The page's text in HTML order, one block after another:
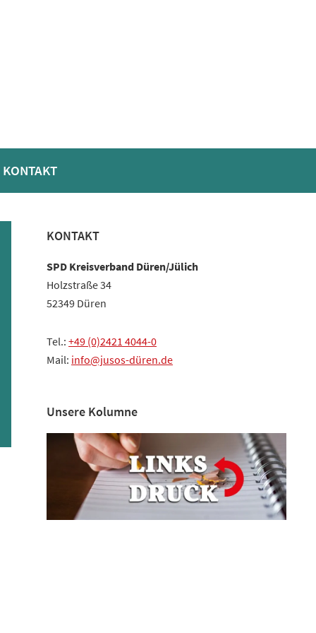
KONTAKT
Haupt-
Sidebar
KONTAKT
SPD Kreisverband Düren/Jülich
Holzstraße 34
52349 Düren
Tel.: +49 (0)2421 4044-0
Mail: info@jusos-düren.de
Unsere Kolumne